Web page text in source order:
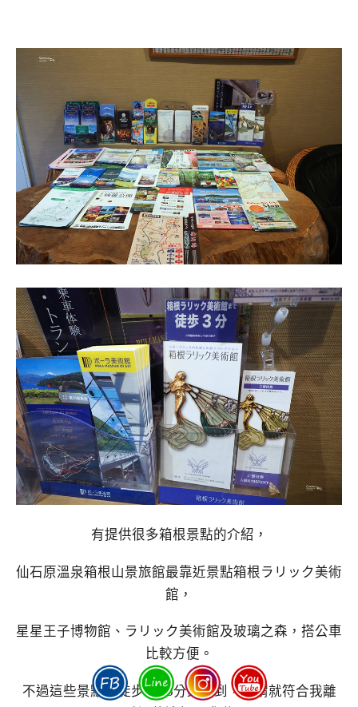
有提供很多箱根景點的介紹，
仙石原溫泉箱根山景旅館最靠近景點箱根ラリック美術
館，
星星王子博物館、ラリック美術館及玻璃之森，搭公車
比較方便。
不過這些景點都徒步5~15分鐘可到，可謂就符合我離